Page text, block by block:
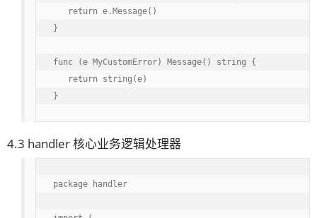
   return e.Message()
}
func (e MyCustomError) Message() string {
   return string(e)
}
4.3 handler 核心业务逻辑处理器
package handler